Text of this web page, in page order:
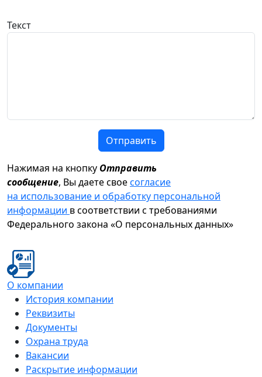
Текст
Отправить
Нажимая на кнопку Отправить
сообщение, Вы даете своесогласие
на использование и обработку персональной
информации в соответствии с требованиями
Федерального закона «О персональных данных»
О компании
История компании
Реквизиты
Документы
Охрана труда
Вакансии
Раскрытие информации